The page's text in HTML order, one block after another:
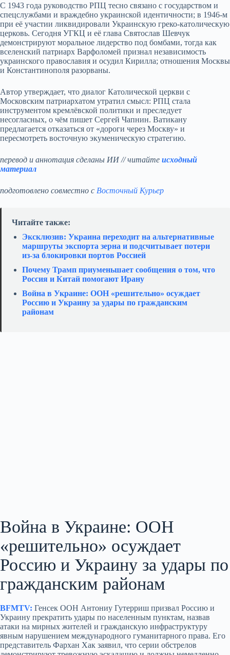
С 1943 года руководство РПЦ тесно связано с государством и
спецслужбами и враждебно украинской идентичности; в 1946‑м
при её участии ликвидировали Украинскую греко‑католическую
церковь. Сегодня УГКЦ и её глава Святослав Шевчук
демонстрируют моральное лидерство под бомбами, тогда как
вселенский патриарх Варфоломей признал независимость
украинского православия и осудил Кирилла; отношения Москвы
и Константинополя разорваны.
Автор утверждает, что диалог Католической церкви с
Московским патриархатом утратил смысл: РПЦ стала
инструментом кремлёвской политики и преследует
несогласных, о чём пишет Сергей Чапнин. Ватикану
предлагается отказаться от «дороги через Москву» и
пересмотреть восточную экуменическую стратегию.
перевод и аннотация сделаны ИИ // читайте исходный
материал
подготовлено совместно с Восточный Курьер
Читайте также:
Эксклюзив: Украина переходит на альтернативные
маршруты экспорта зерна и подсчитывает потери
из‑за блокировки портов Россией
Почему Трамп приуменьшает сообщения о том, что
Россия и Китай помогают Ирану
Война в Украине: ООН «решительно» осуждает
Россию и Украину за удары по гражданским
районам
Война в Украине: ООН
«решительно» осуждает
Россию и Украину за удары по
гражданским районам
BFMTV: Генсек ООН Антониу Гутерриш призвал Россию и
Украину прекратить удары по населенным пунктам, назвав
атаки на мирных жителей и гражданскую инфраструктуру
явным нарушением международного гуманитарного права. Его
представитель Фархан Хак заявил, что серии обстрелов